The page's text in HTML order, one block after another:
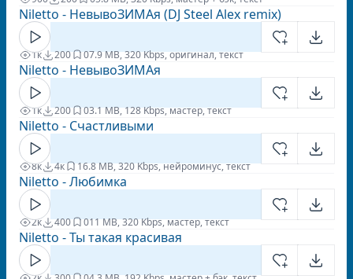
Niletto - НевывоЗИМАя (DJ Steel Alex remix)
1к 200 07.9 MB, 320 Kbps, оригинал, текст
Niletto - НевывоЗИМАя
1к 200 03.1 MB, 128 Kbps, мастер, текст
Niletto - Счастливыми
8к 4к 16.8 MB, 320 Kbps, нейроминус, текст
Niletto - Любимка
2к 400 011 MB, 320 Kbps, мастер, текст
Niletto - Ты такая красивая